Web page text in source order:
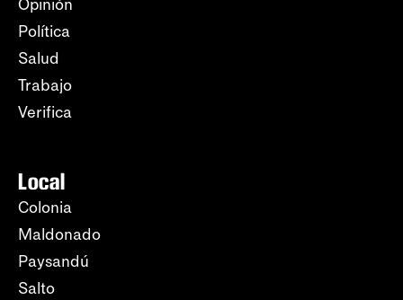
Opinión
Política
Salud
Trabajo
Verifica
Local
Colonia
Maldonado
Paysandú
Salto